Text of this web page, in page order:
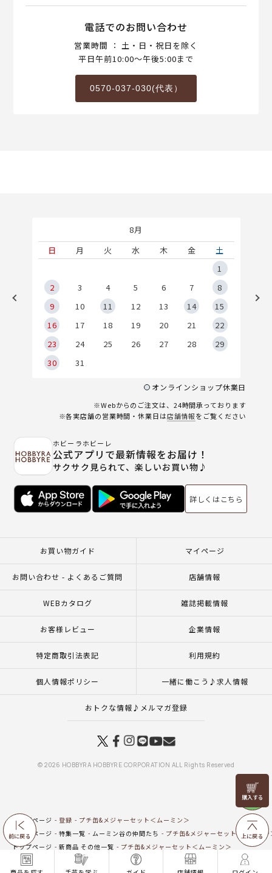
前に戻る
リリヤン
フェア
上に戻る
電話でのお問い合わせ
営業時間 ： 土・日・祝日を除く
平日午前10:00～午後5:00まで
0570-037-030(代表）
8月
日
月 火 水 木 金
土
1
2
3 4 5 6 7
8
9
10 11 12 13 14
15
16
17 18 19 20 21
22
23
24 25 26 27 28
29
30
31
オンラインショップ休業日
※Webからのご注文は、24時間承っております
※各実店舗の営業時間・休業日は店舗情報をご覧ください
ホビーラホビーレ
公式アプリで最新情報をお届け！
サクサク見られて、楽しいお買い物♪
詳しくはこちら
お買い物ガイド マイページ
お問い合わせ - よくあるご質問 店舗情報
WEBカタログ 雑誌掲載情報
お客様レビュー 企業情報
特定商取引法表記 利用規約
個人情報ポリシー 一緒に働こう♪求人情報
おトクな情報♪メルマガ登録
© 2026 HOBBYRA HOBBYRE CORPORATION ALL Rights Reserved
トップページ 登録
プチ缶&メジャーセット＜ムーミン＞
トップページ
特集一覧 ムーミン谷の仲間たち
プチ缶&メジャーセット＜ムーミン
トップページ
新商品 その他一覧
プチ缶&メジャーセット＜ムーミン＞
トップページ
マンスリープレス5月号掲載商品 6月10日（水）発売の商品